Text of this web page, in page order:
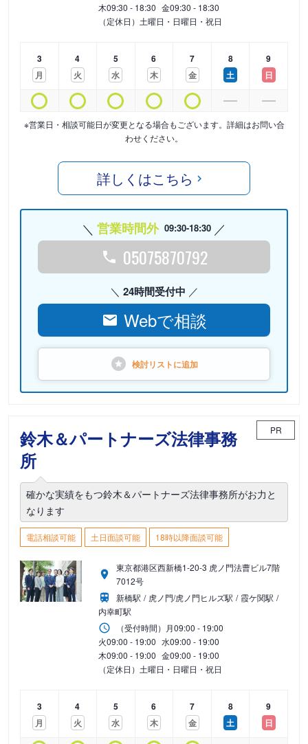
木09:30 - 18:30 金09:30 - 18:30
（定休日）土曜日・日曜日・祝日
3
月
4
火
5
水
6
木
7
金
8
土
9
日
※営業日・相談可能日が変更となる場合もございます。詳細はお問い合
わせください。
詳しくはこちら
営業時間外 09:30-18:30
05075870792
24時間受付中
Webで相談
検討リストに追加
鈴木＆パートナーズ法律事務
所
PR
確かな実績をもつ鈴木＆パートナーズ法律事務所がお力と
なります
電話相談可能 土日面談可能 18時以降面談可能
東京都港区西新橋1-20-3 虎ノ門法曹ビル7階
7012号
新橋駅
虎ノ門/虎ノ門ヒルズ駅
霞ケ関駅
内幸町駅
（受付時間） 月09:00 - 19:00
火09:00 - 19:00 水09:00 - 19:00
木09:00 - 19:00 金09:00 - 19:00
（定休日）土曜日・日曜日・祝日
3
月
4
火
5
水
6
木
7
金
8
土
9
日